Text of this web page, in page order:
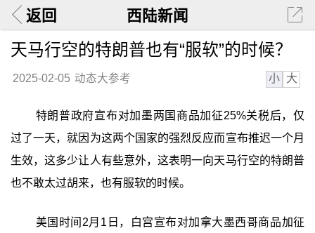
返回 西陆新闻
天马行空的特朗普也有“服软”的时候？
2025-02-05 动态大参考 小 大
特朗普政府宣布对加墨两国商品加征25%关税后，仅
过了一天，就因为这两个国家的强烈反应而宣布推迟一个月
生效，这多少让人有些意外，这表明一向天马行空的特朗普
也不敢太过胡来，也有服软的时候。
美国时间2月1日，白宫宣布对加拿大墨西哥商品加征